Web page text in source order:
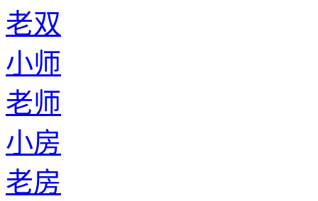
老双
小师
老师
小房
老房